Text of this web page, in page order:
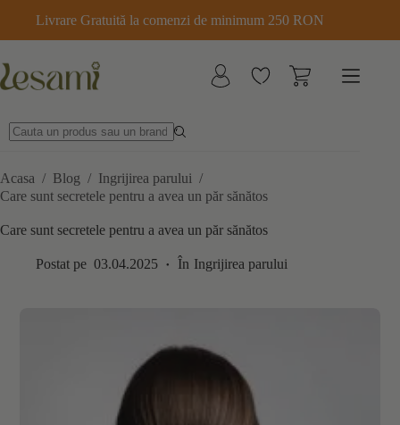
conținut
Livrare Gratuită la comenzi de minimum 250 RON
Acasa / Blog / Ingrijirea parului /
Care sunt secretele pentru a avea un păr sănătos
Care sunt secretele pentru a avea un păr sănătos
Postat pe 03.04.2025 În Ingrijirea parului